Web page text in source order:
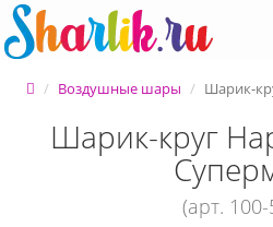
Воздушные шары Шарик-
Шарик-круг
(арт.